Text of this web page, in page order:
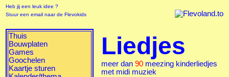
Heb jij een leuk idee ?
Stuur een email naar de Flevokids
Thuis
Bouwplaten
Games
Goochelen
Kaartje sturen
Liedjes
meer dan 90 meezing kinderliedjes
met midi muziek